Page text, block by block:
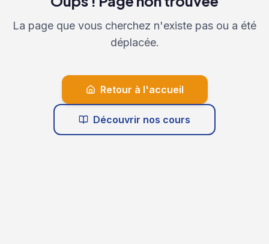
La page que vous cherchez n'existe pas ou a été
déplacée.
Retour à l'accueil
Découvrir nos cours